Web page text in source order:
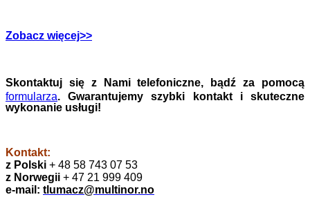
Zobacz więcej>>
Skontaktuj się z Nami telefoniczne, bądź za pomocą
formularza. Gwarantujemy szybki kontakt i skuteczne
wykonanie usługi!
Kontakt:
z Polski + 48 58 743 07 53
z Norwegii + 47 21 999 409
e-mail: tlumacz@multinor.no